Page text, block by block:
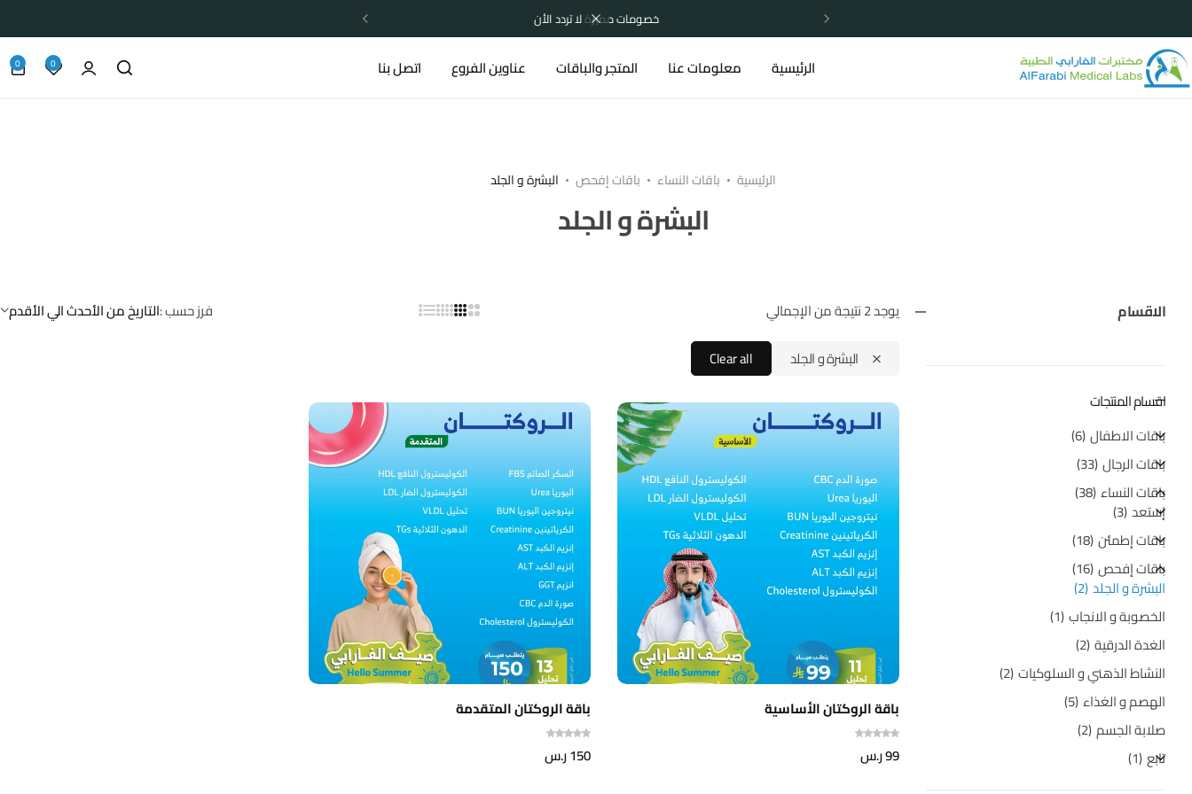
اشترك الآن
الرئيسية معلومات عنا المتجر والباقات عناوين الفروع اتصل بنا 0
0
الرئيسية باقات النساء باقات إفحص البشرة و الجلد
البشرة و الجلد
يوجد 2 نتيجة من الإجمالي فرز حسب :التاريخ من الأحدث الي الأقدم
البشرة و الجلد
Clear all
باقة الروكتان الأساسية
99ر.س
باقة الروكتان المتقدمة
150ر.س
الاقسام
اقسام المنتجات
باقات الاطفال 6
باقات الرجال 33
باقات النساء 38
إستعد 3
باقات إطمئن 18
باقات إفحص 16
البشرة و الجلد 2
الخصوبة و الانجاب 1
الغدة الدرقية 2
النشاط الذهني و السلوكيات 2
الهصم و الغذاء 5
صلابة الجسم 2
تابع 1